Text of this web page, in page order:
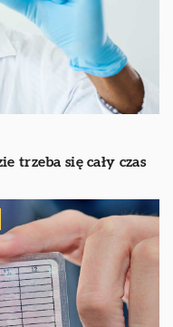
trzeba się cały czas